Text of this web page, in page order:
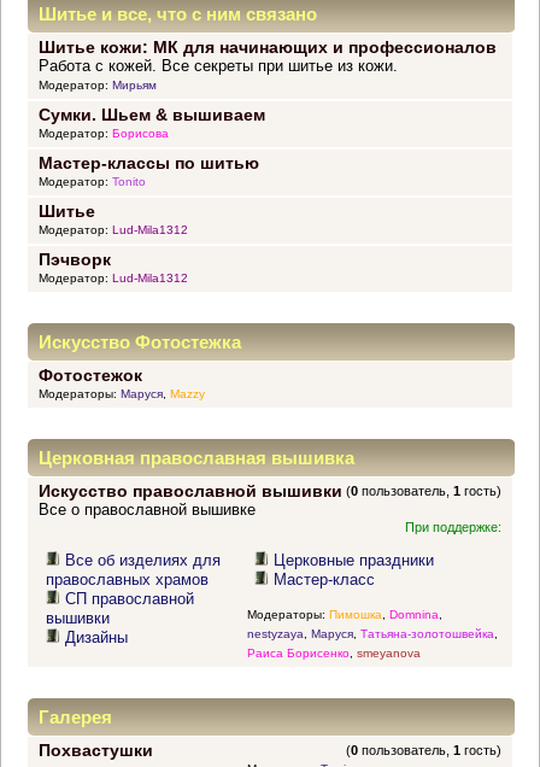
Шитье и все, что с ним связано
Шитье кожи: МК для начинающих и профессионалов
Работа с кожей. Все секреты при шитье из кожи.
Модератор: Мирьям
Сумки. Шьем & вышиваем
Модератор: Борисова
Мастер-классы по шитью
Модератор: Tonito
Шитье
Модератор: Lud-Mila1312
Пэчворк
Модератор: Lud-Mila1312
Искусство Фотостежка
Фотостежок
Модераторы: Маруся, Mazzy
Церковная православная вышивка
Искусство православной вышивки (0 пользователь,1 гость)
Все о православной вышивке
При поддержке:
Все об изделиях для
православных храмов
СП православной
вышивки
Дизайны
Церковные праздники
Мастер-класс
Модераторы: Пимошка Domnina
nestyzaya
Маруся, Татьяна-золотошвейка
Раиса Борисенко, smeyanova
Галерея
Похвастушки (0 пользователь,1 гость)